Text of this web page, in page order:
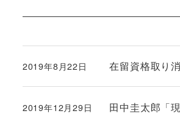
在留資格取り
投稿日
2019年8月22日
田中圭太郎「
投稿日
2019年12月29日